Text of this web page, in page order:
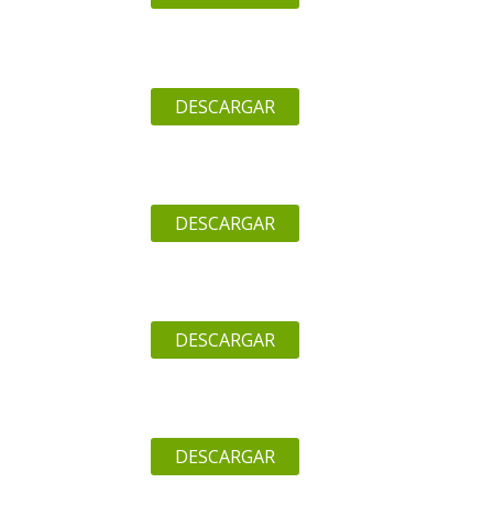
DESCARGAR
DESCARGAR
DESCARGAR
DESCARGAR